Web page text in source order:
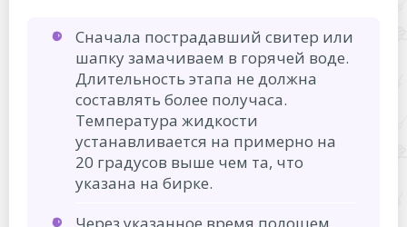
Сначала пострадавший свитер или
шапку замачиваем в горячей воде.
Длительность этапа не должна
составлять более получаса.
Температура жидкости
устанавливается на примерно на
20 градусов выше чем та, что
указана на бирке.
Через указанное время полощем